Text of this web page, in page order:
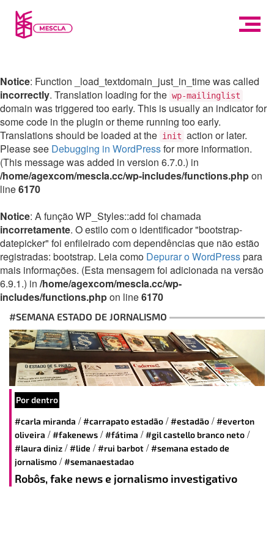
Notice: Function _load_textdomain_just_in_time was called
incorrectly. Translation loading for the wp-mailinglist
domain was triggered too early. This is usually an indicator for
some code in the plugin or theme running too early.
Translations should be loaded at the init action or later.
Please see Debugging in WordPressfor more information.
(This message was added in version 6.7.0.) in
/home/agexcom/mescla.cc/wp-includes/functions.phpon
line6170
Notice: A função WP_Styles::add foi chamada
incorretamente. O estilo com o identificador "bootstrap-
datepicker" foi enfileirado com dependências que não estão
registradas: bootstrap. Leia como Depurar o WordPresspara
mais informações. (Esta mensagem foi adicionada na versão
6.9.1.) in /home/agexcom/mescla.cc/wp-
includes/functions.phpon line6170
#SEMANA ESTADO DE JORNALISMO
Por dentro
#carla miranda /#carrapato estadão /#estadão /#everton
oliveira /#fakenews /#fátima /#gil castello branco neto /
#laura diniz /#lide /#rui barbot /#semana estado de
jornalismo /#semanaestadao
Robôs, fake news e jornalismo investigativo